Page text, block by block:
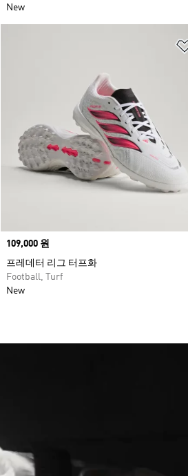
New
Price
109,000 원
프레데터 리그 터프화
Football, Turf
New